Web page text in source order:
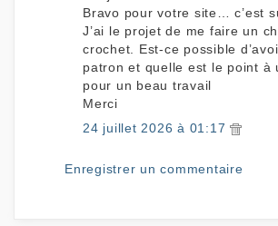
Bravo pour votre site… c’est
J’ai le projet de me faire un
crochet. Est-ce possible
patron et quelle est le point à
pour un beau travail
Merci
24 juillet 2026 à 01:17
Enregistrer un commentaire